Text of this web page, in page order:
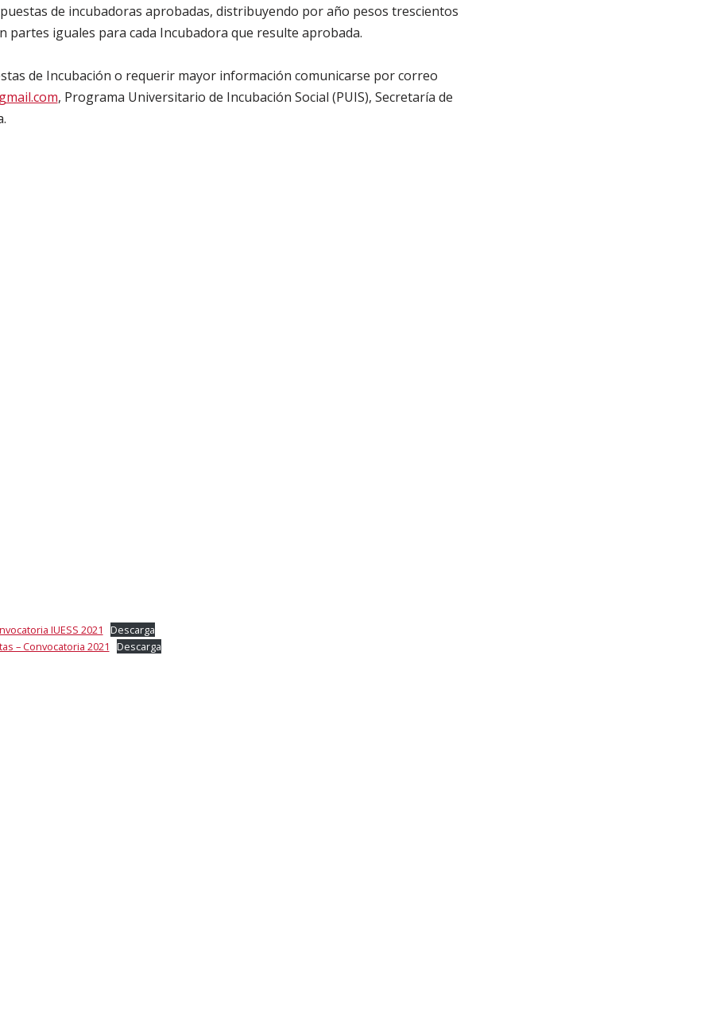
de incubadoras aprobadas, distribuyendo por año pesos trescientos
partes iguales para cada Incubadora que resulte aprobada.
de Incubación o requerir mayor información comunicarse por correo
, Programa Universitario de Incubación Social (PUIS), Secretaría de
IUESS 2021
Descarga
– Convocatoria 2021
Descarga